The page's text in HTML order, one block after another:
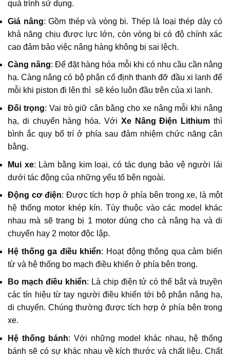
quá trình sử dụng.
Giá nâng: Gồm thép và vòng bi. Thép là loại thép dày có
khả năng chịu được lực lớn, còn vòng bi có độ chính xác
cao đảm bảo việc nâng hàng không bị sai lệch.
Càng nâng: Để đặt hàng hóa mỗi khi có nhu cầu cần nâng
hạ. Càng nâng có bộ phận cố định thanh đỡ đầu xi lanh để
mỗi khi piston đi lên thì sẽ kéo luôn đầu trên của xi lanh.
Đối trọng: Vai trò giữ cân bằng cho xe nâng mỗi khi nâng
hạ, di chuyển hàng hóa. Với Xe Nâng Điện Lithium thì
bình ắc quy bố trí ở phía sau đảm nhiệm chức năng cân
bằng.
Mui xe: Làm bằng kim loại, có tác dụng bảo vệ người lái
dưới tác động của những yếu tố bên ngoài.
Động cơ điện: Được tích hợp ở phía bên trong xe, là một
hệ thống motor khép kín. Tùy thuộc vào các model khác
nhau mà sẽ trang bị 1 motor dùng cho cả nâng hạ và di
chuyển hay 2 motor độc lập.
Hệ thống ga điều khiển: Hoạt động thông qua cảm biến
từ và hệ thống bo mạch điều khiển ở phía bên trong.
Bo mạch điều khiển: Là chip điện tử có thể bắt và truyền
các tín hiệu từ tay người điều khiển tới bộ phận nâng hạ,
di chuyển. Chúng thường được tích hợp ở phía bên trong
xe.
Hệ thống bánh: Với những model khác nhau, hệ thống
bánh sẽ có sự khác nhau về kích thước và chất liệu. Chất